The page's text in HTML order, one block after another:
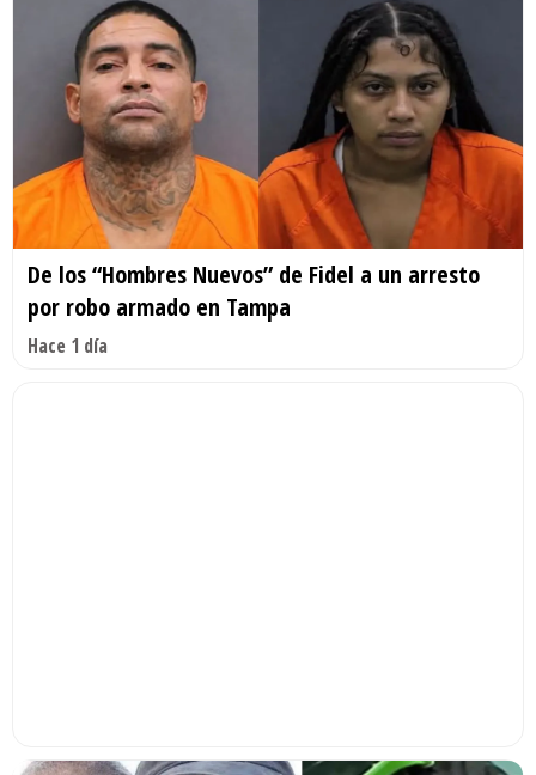
De los “Hombres Nuevos” de Fidel a un arresto
por robo armado en Tampa
Hace 1 día